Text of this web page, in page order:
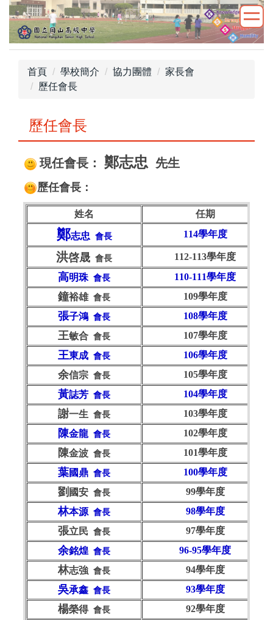
跳
到
要
首頁 學校簡介 協力團體
家長會
歷任會長
歷任會長
現任會長： 鄭志忠 先生
歷任會長：
姓名 任期
鄭志忠 會長 114學年度
洪啓晟 會長 112-113學年度
高明珠 會長 110-111學年度
鐘裕雄 會長 109學年度
張子鴻 會長 108學年度
王敏合 會長 107學年度
王東成 會長 106學年度
余信宗 會長 105學年度
黃誌芳 會長 104學年度
謝一生 會長 103學年度
陳金龍 會長 102學年度
陳金波 會長 101學年度
葉國鼎 會長 100學年度
劉 國安 會長 99學年度
林本源 會長 98學年度
張立民 會長 97學年度
余銘煌 會長 96-95學年度
林志強 會長 94學年度
吳承鑫 會長 93學年度
楊榮得 會長 92學年度